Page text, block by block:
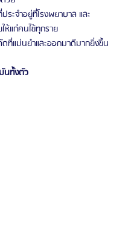
จำอยู่ที่โรงพยาบาล และ
แก่คนไข้ทุกราย
ที่แม่นยำและออกมาดีมากยิ่งขึ้น
นทั้งตัว